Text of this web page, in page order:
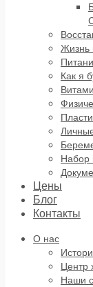
Жизнь
Как я
Набор
Цены
Блог
Контакты
О нас
Центр
Наши